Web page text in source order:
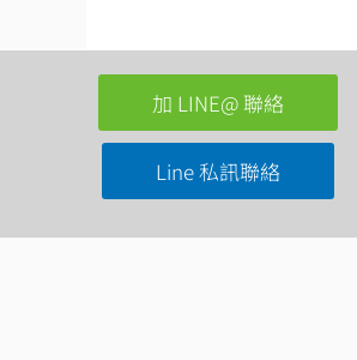
加 LINE@ 聯絡
Line 私訊聯絡